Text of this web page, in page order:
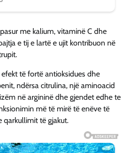
me kalium, vitaminë C dhe
e tij e lartë e ujit kontribuon në
të fortë antioksidues dhe
ndërsa citrulina, një aminoacid
në argininë dhe gjendet edhe te
më të mirë të enëve të
qarkullimit të gjakut.